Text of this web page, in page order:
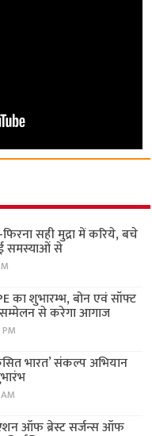
सही मुद्रा में करिये, बचे
समस्याओं से
शुभारम्भ, बोन एवं सॉफ्ट
सम्मेलन से करेगा आगाज
भारत’ संकल्प अभियान
ऑफ ब्रेस्ट सर्जन्स ऑफ